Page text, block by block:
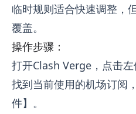
临时规则适合快速调整，
覆盖。
操作步骤：
打开Clash Verge，点击左
找到当前使用的机场订阅
件】。